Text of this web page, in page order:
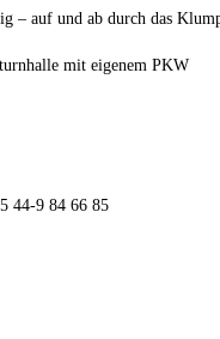
– auf und ab durch das
mit eigenem PKW
44-9 84 66 85